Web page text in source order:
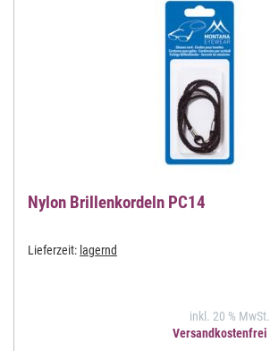
Nylon Brillenkordeln PC14
Lieferzeit: lagernd
inkl. 20 % MwSt.